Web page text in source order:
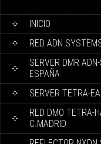
INICIO
RED ADN
SERVER DMR
ESPAÑA
SERVER TETRA-
RED DMO TETRA-
C.MADRID